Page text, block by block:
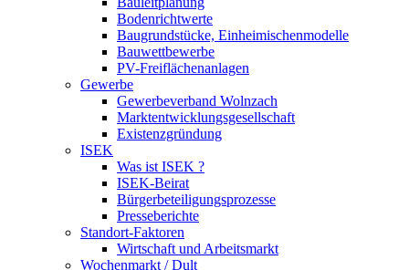
Bodenrichtwerte
Baugrundstücke, Einheimischenmodelle
Bauwettbewerbe
PV-Freiflächenanlagen
Gewerbe
Gewerbeverband Wolnzach
Marktentwicklungsgesellschaft
Existenzgründung
ISEK
Was ist ISEK ?
ISEK-Beirat
Bürgerbeteiligungsprozesse
Presseberichte
Standort-Faktoren
Wirtschaft und Arbeitsmarkt
Wochenmarkt / Dult